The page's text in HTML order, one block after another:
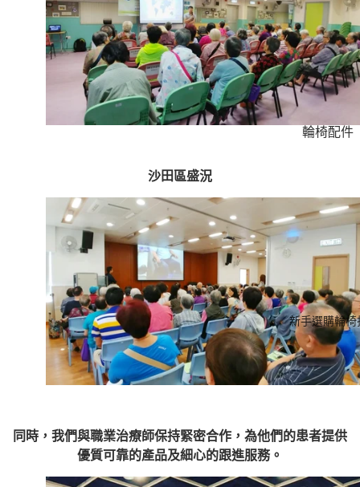
選
輪椅配件
金產品
新手選購輪椅
沙田區盛況
同時，我們與職業治療師保持緊密合作，為他們的患者提供
優質可靠的產品及細心的跟進服務。